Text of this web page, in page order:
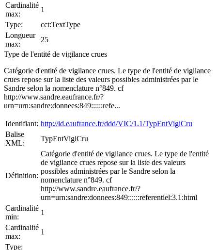
Cardinalité
max:
1
Type:
cct:TextType
Longueur
max:
25
Type de l'entité de vigilance crues
Catégorie d'entité de vigilance crues. Le type de l'entité de vigilance
crues repose sur la liste des valeurs possibles administrées par le
Sandre selon la nomenclature n°849. cf
http://www.sandre.eaufrance.fr/?
urn=urn:sandre:donnees:849::::::refe...
Identifiant: http://id.eaufrance.fr/ddd/VIC/1.1/TypEntVigiCru
Balise
XML:
TypEntVigiCru
Définition:
Catégorie d'entité de vigilance crues. Le type de l'entité
de vigilance crues repose sur la liste des valeurs
possibles administrées par le Sandre selon la
nomenclature n°849. cf
http://www.sandre.eaufrance.fr/?
urn=urn:sandre:donnees:849::::::referentiel:3.1:html
Cardinalité
min:
1
Cardinalité
max:
1
Type: